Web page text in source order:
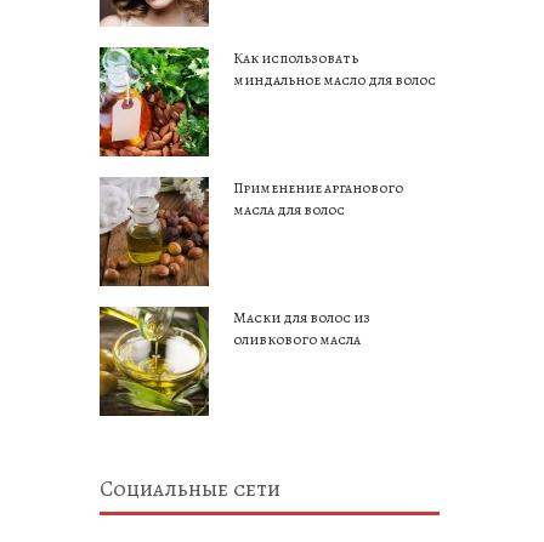
Как использовать
миндальное масло для волос
Применение арганового
масла для волос
Маски для волос из
оливкового масла
Социальные сети